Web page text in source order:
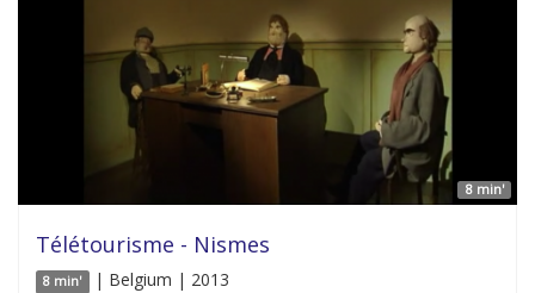
8 min'
Télétourisme - Nismes
8 min' | Belgium | 2013